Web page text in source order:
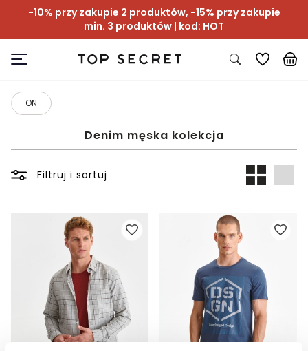
-10% przy zakupie 2 produktów, -15% przy zakupie
min. 3 produktów | kod: HOT
ON
Denim męska kolekcja
Filtruj i sortuj